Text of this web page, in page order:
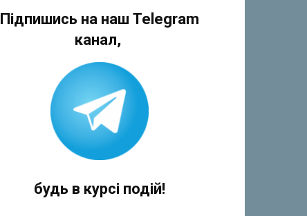
Підпишись на наш Telegram
канал,
будь в курсі подій!